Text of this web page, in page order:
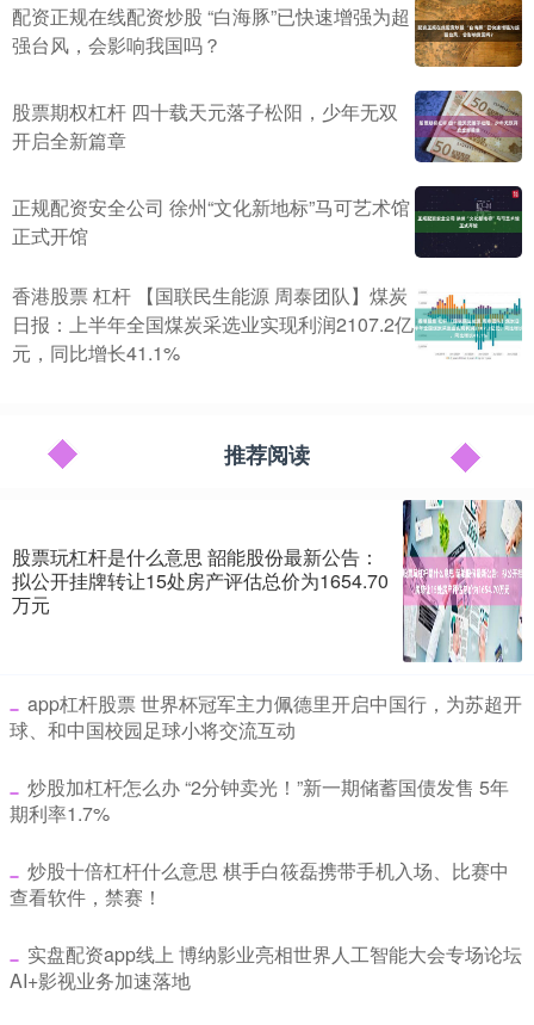
配资正规在线配资炒股 “白海豚”已快速增强为超
强台风，会影响我国吗？
股票期权杠杆 四十载天元落子松阳，少年无双
开启全新篇章
正规配资安全公司 徐州“文化新地标”马可艺术馆
正式开馆
香港股票 杠杆 【国联民生能源 周泰团队】煤炭
日报：上半年全国煤炭采选业实现利润2107.2亿
元，同比增长41.1%
推荐阅读
股票玩杠杆是什么意思 韶能股份最新公告：
拟公开挂牌转让15处房产评估总价为1654.70
万元
​app杠杆股票 世界杯冠军主力佩德里开启中国行，为苏超开
球、和中国校园足球小将交流互动
​炒股加杠杆怎么办 “2分钟卖光！”新一期储蓄国债发售 5年
期利率1.7%
​炒股十倍杠杆什么意思 棋手白筱磊携带手机入场、比赛中
查看软件，禁赛！
​实盘配资app线上 博纳影业亮相世界人工智能大会专场论坛
AI+影视业务加速落地